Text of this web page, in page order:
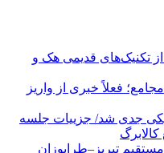
از تکنیک‌های قدیمی هک و
فعلاً خبری از واریز
جدی شد/ جزییات جلسه
تبریز–طرابوزان